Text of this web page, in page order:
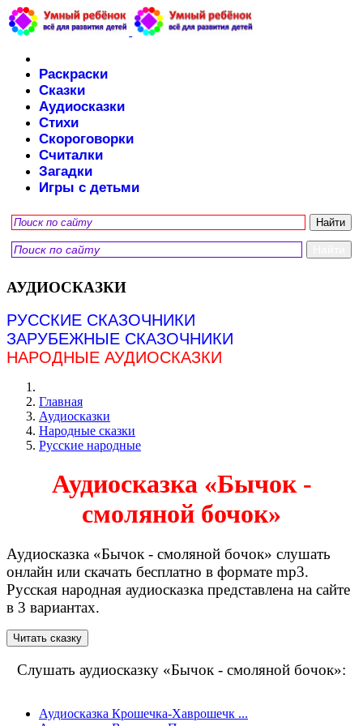
Раскраски
Сказки
Аудиосказки
Стихи
Скороговорки
Считалки
Загадки
Игры с детьми
АУДИОСКАЗКИ
РУССКИЕ СКАЗОЧНИКИ
ЗАРУБЕЖНЫЕ СКАЗОЧНИКИ
НАРОДНЫЕ АУДИОСКАЗКИ
Главная
Аудиосказки
Народные сказки
Русские народные
Аудиосказка «Бычок -
смоляной бочок»
Аудиосказка «Бычок - смоляной бочок» слушать
онлайн или скачать бесплатно в формате mp3.
Русская народная аудиосказка представлена на сайте
в 3 вариантах.
Слушать аудиосказку «Бычок - смоляной бочок»:
Аудиосказка Крошечка-Хаврошечк ...